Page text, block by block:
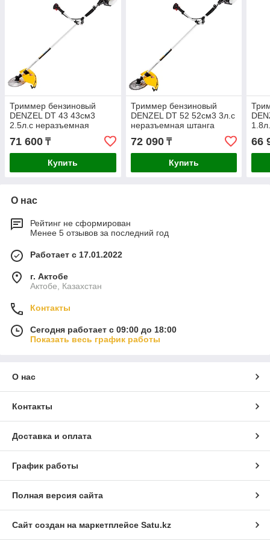
Триммер бензиновый
DENZEL DT 43 43см3
2.5л.с неразъемная
штанга 96224
71 600 ₸
Купить
Триммер бензиновый
DENZEL DT 52 52см3 3л.с
неразъемная штанга
72 090₸
Купить
66
О нас
Рейтинг не сформирован
Менее 5 отзывов за последний год
Работает с 17.01.2022
г. Актобе
Актобе, Казахстан
Контакты
Сегодня работает с 09:00 до 18:00
Показать весь график работы
О нас
Контакты
Доставка и оплата
График работы
Полная версия сайта
Сайт создан на маркетплейсе Satu.kz